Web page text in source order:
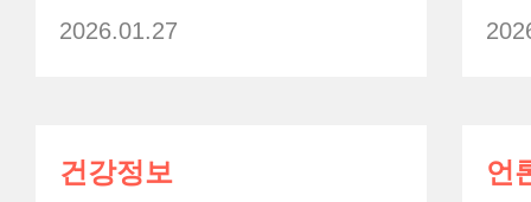
2026.01.27
건강정보 언